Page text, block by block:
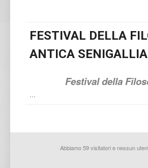
FESTIVAL DELLA
ANTICA SENIGALLIA
Festival della
...
Abbiamo 59 visitatori e nessun